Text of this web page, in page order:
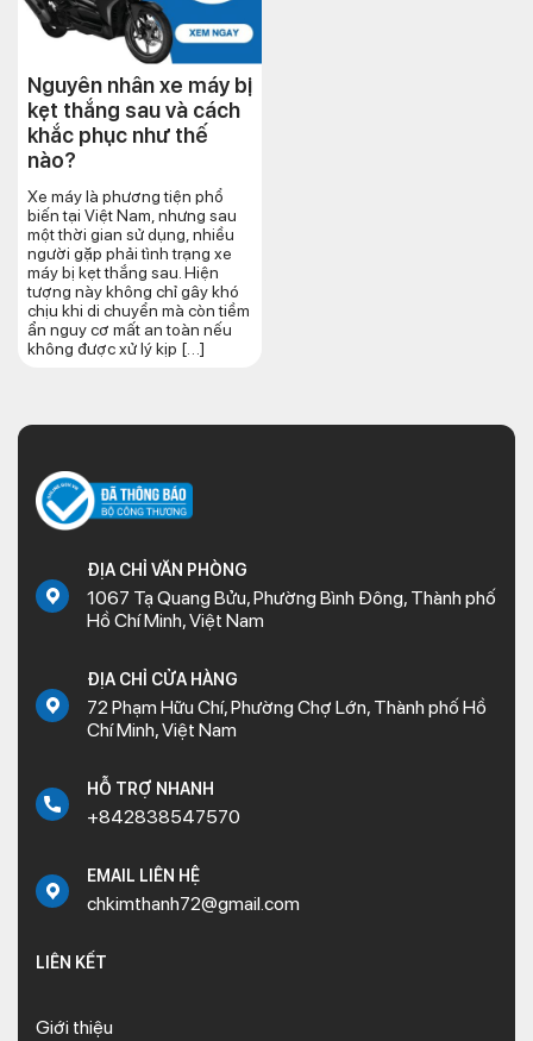
Nguyên nhân xe máy bị
kẹt thắng sau và cách
khắc phục như thế
nào?
Xe máy là phương tiện phổ
biến tại Việt Nam, nhưng sau
một thời gian sử dụng, nhiều
người gặp phải tình trạng xe
máy bị kẹt thắng sau. Hiện
tượng này không chỉ gây khó
chịu khi di chuyển mà còn tiềm
ẩn nguy cơ mất an toàn nếu
không được xử lý kịp […]
ĐỊA CHỈ VĂN PHÒNG
1067 Tạ Quang Bửu, Phường Bình Đông, Thành phố
Hồ Chí Minh, Việt Nam
ĐỊA CHỈ CỬA HÀNG
72 Phạm Hữu Chí, Phường Chợ Lớn, Thành phố Hồ
Chí Minh, Việt Nam
HỖ TRỢ NHANH
+842838547570
EMAIL LIÊN HỆ
chkimthanh72@gmail.com
LIÊN KẾT
Giới thiệu